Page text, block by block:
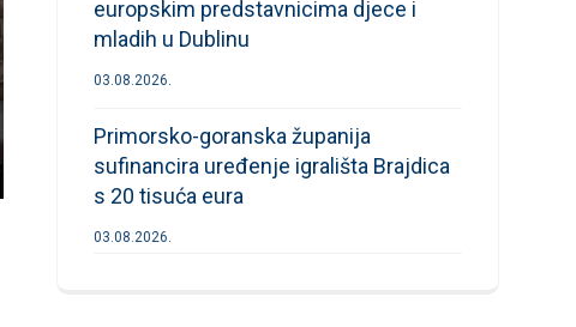
europskim predstavnicima djece i
mladih u Dublinu
03.08.2026.
Primorsko-goranska županija
sufinancira uređenje igrališta Brajdica
s 20 tisuća eura
03.08.2026.